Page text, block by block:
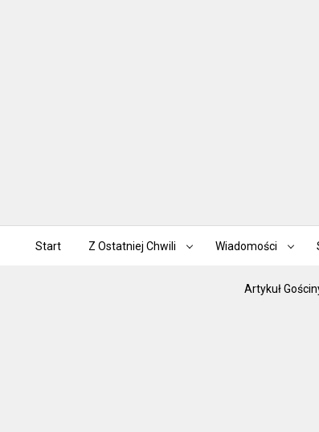
Start Z Ostatniej Chwili Wiadomości
Artykuł